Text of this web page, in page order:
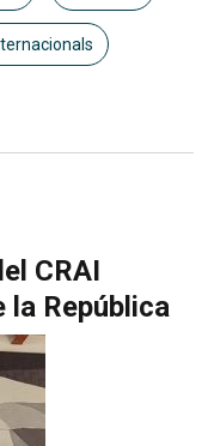
CRAI
la República